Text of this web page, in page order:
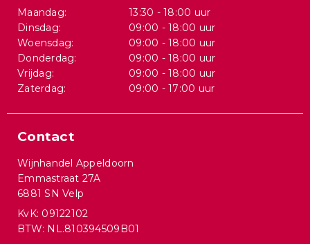
Maandag:
13:30 - 18:00 uur
Dinsdag:
09:00 - 18:00 uur
Woensdag:
09:00 - 18:00 uur
Donderdag:
09:00 - 18:00 uur
Vrijdag:
09:00 - 18:00 uur
Zaterdag:
09:00 - 17:00 uur
Contact
Wijnhandel Appeldoorn
Emmastraat 27A
6881 SN Velp
KvK: 09122102
BTW: NL.810394509B01